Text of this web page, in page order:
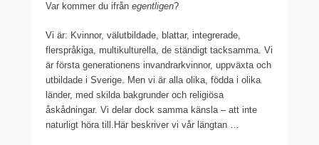
Var kommer du ifrån egentligen?
Vi är: Kvinnor, välutbildade, blattar, integrerade,
flerspråkiga, multikulturella, de ständigt tacksamma. Vi
är första generationens invandrarkvinnor, uppväxta och
utbildade i Sverige. Men vi är alla olika, födda i olika
länder, med skilda bakgrunder och religiösa
åskådningar. Vi delar dock samma känsla – att inte
naturligt höra till.Här beskriver vi vår längtan …